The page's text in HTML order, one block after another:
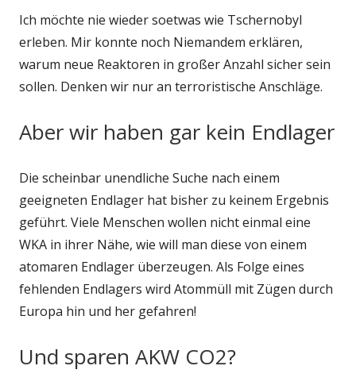
Ich möchte nie wieder soetwas wie Tschernobyl
erleben. Mir konnte noch Niemandem erklären,
warum neue Reaktoren in großer Anzahl sicher sein
sollen. Denken wir nur an terroristische Anschläge.
Aber wir haben gar kein Endlager
Die scheinbar unendliche Suche nach einem
geeigneten Endlager hat bisher zu keinem Ergebnis
geführt. Viele Menschen wollen nicht einmal eine
WKA in ihrer Nähe, wie will man diese von einem
atomaren Endlager überzeugen. Als Folge eines
fehlenden Endlagers wird Atommüll mit Zügen durch
Europa hin und her gefahren!
Und sparen AKW CO2?